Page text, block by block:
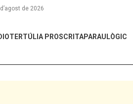
de 2026
TERTÚLIA PROSCRITAPARAULÒGIC